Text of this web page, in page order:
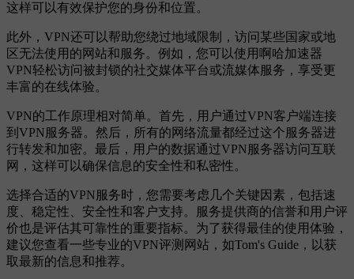
这样可以有效保护您的身份和位置。
此外，VPN还可以帮助您绕过地域限制，访问某些国家或地
区无法使用的网站和服务。例如，您可以使用啊哈加速器
VPN轻松访问被封锁的社交媒体平台或流媒体服务，享受更
丰富的在线体验。
VPN的工作原理相对简单。首先，用户通过VPN客户端连接
到VPN服务器。然后，所有的网络流量都经过这个服务器进
行转发和加密。最后，用户的数据通过VPN服务器访问互联
网，这样可以确保信息的安全性和私密性。
选择合适的VPN服务时，您需要考虑几个关键因素，包括速
度、稳定性、安全性和客户支持。服务提供商的信誉和用户评
价也是评估其可靠性的重要指标。为了获得最佳的使用体验，
建议您查看一些专业的VPN评测网站，如Tom's Guide，以获
取最新的信息和推荐。